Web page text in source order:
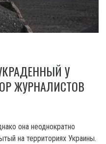
У
ЖУРНАЛИСТОВ
она неоднократно
на территориях Украины.